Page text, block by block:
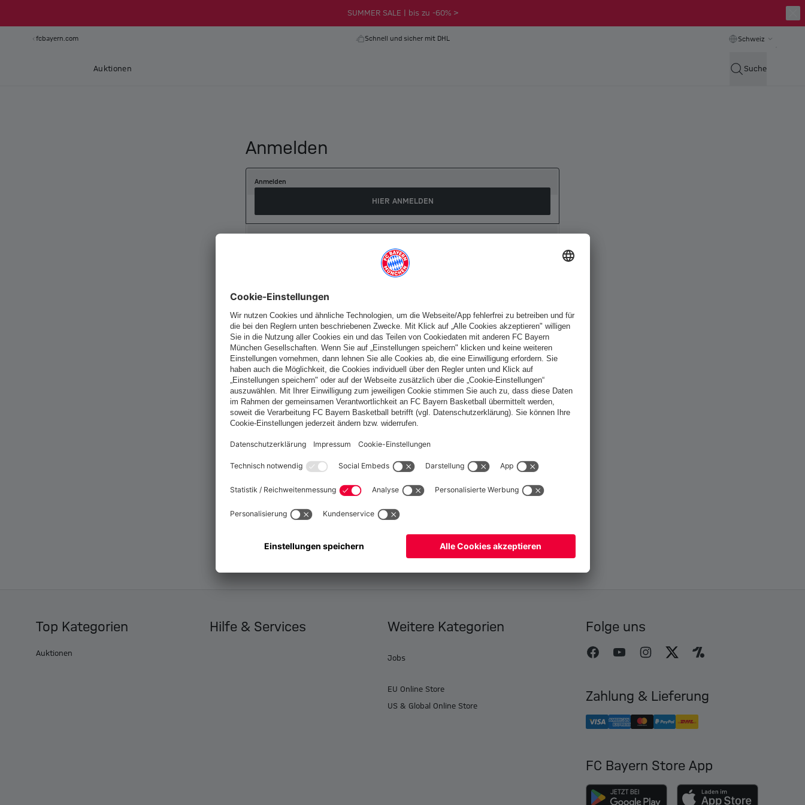
SUMMER SALE | bis zu -60% >
fcbayern.com Schnell und sicher mit DHL Schweiz
Auktionen Suche
Anmelden
Anmelden
HIER ANMELDEN
Top Kategorien
Auktionen
Hilfe & Services Weitere Kategorien
Jobs
EU Online Store
US & Global Online Store
Folge uns
Zahlung & Lieferung
FC Bayern Store App
Möchtest du im StoreSchweizbleiben?
Ja,Schweiz, um dorthin zu liefern!